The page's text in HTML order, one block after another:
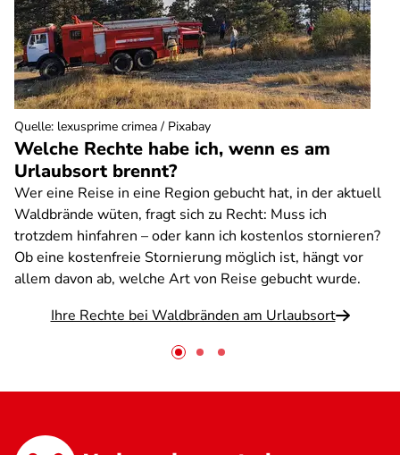
Welche Rechte habe ich, wenn es am
Urlaubsort brennt?
Wer eine Reise in eine Region gebucht hat, in der aktuell
Waldbrände wüten, fragt sich zu Recht: Muss ich
trotzdem hinfahren – oder kann ich kostenlos stornieren?
Ob eine kostenfreie Stornierung möglich ist, hängt vor
allem davon ab, welche Art von Reise gebucht wurde.
Ihre Rechte bei Waldbränden am Urlaubsort
Quelle: lexusprime crimea / Pixabay